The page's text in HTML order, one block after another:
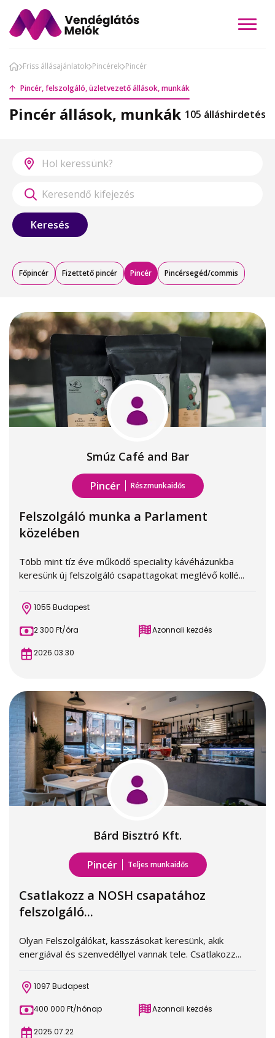
Friss állásajánlatok Pincérek Pincér
Pincér, felszolgáló, üzletvezető állások, munkák
Pincér állások, munkák 105 álláshirdetés
Keresés
Főpincér Fizettető pincér Pincér Pincérsegéd/commis
Smúz Café and Bar
Pincér Részmunkaidős
Felszolgáló munka a Parlament
közelében
Több mint tíz éve működő speciality kávéházunkba
keresünk új felszolgáló csapattagokat meglévő kollé...
1055 Budapest
2 300 Ft/óra Azonnali kezdés
2026.03.30
Bárd Bisztró Kft.
Pincér Teljes munkaidős
Csatlakozz a NOSH csapatához
felszolgáló...
Olyan Felszolgálókat, kasszásokat keresünk, akik
energiával és szenvedéllyel vannak tele. Csatlakozz...
1097 Budapest
400 000 Ft/hónap Azonnali kezdés
2025.07.22